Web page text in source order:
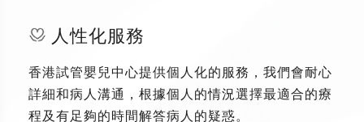
人性化服務
香港試管嬰兒中心提供個人化的服務，我們會耐心
詳細和病人溝通，根據個人的情況選擇最適合的療
程及有足夠的時間解答病人的疑惑。